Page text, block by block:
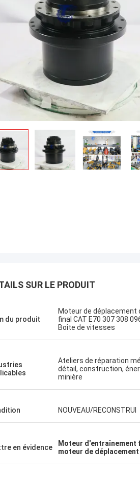
Le projet d'établissement
SUR LE PRODUIT
du produit
Moteur de déplacement
final CAT E70 307 308
Boîte de vitesses
Ateliers de réparation
détail, construction,
minière
NOUVEAU/RECONSTRUI
en évidence Moteur d'entraînement
moteur de